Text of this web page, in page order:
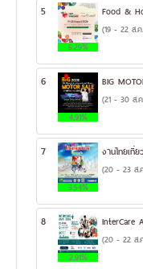
5
6.29%
Food &
(19 - 22 ส.
6
4.91%
BIG
(21 - 30 ส.
7
3.54%
งานไทยเที่
(20 - 23 ส.
8
2.91%
InterCare
(20 - 22 ส.